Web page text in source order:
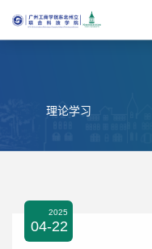
理论学习
2025
04-22